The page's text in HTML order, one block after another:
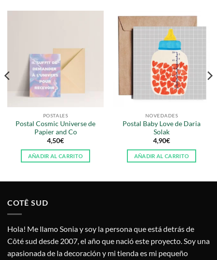
POSTALES
Postal Cosmic Universe de
Papier and Co
4,50€
AÑADIR AL CARRITO
NOVEDADES
Postal Baby Love de Daria
Solak
4,90€
AÑADIR AL CARRITO
COTÊ SUD
Hola! Me llamo Sonia y soy la persona que está detrás de
Côté sud desde 2007, el año que nació este proyecto. Soy una
apasionada de la decoración y mi tienda es mi pequeño